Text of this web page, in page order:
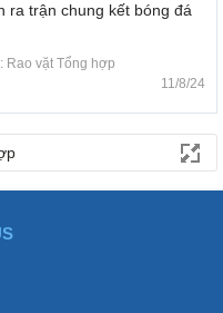
ra trận chung kết bóng đá
Rao vặt Tổng hợp
11/8/24